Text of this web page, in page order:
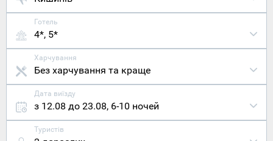
Готель
4*, 5*
Харчування
Без харчування та краще
Дата виїзду
з 12.08 до 23.08, 6-10 ночей
Туристів